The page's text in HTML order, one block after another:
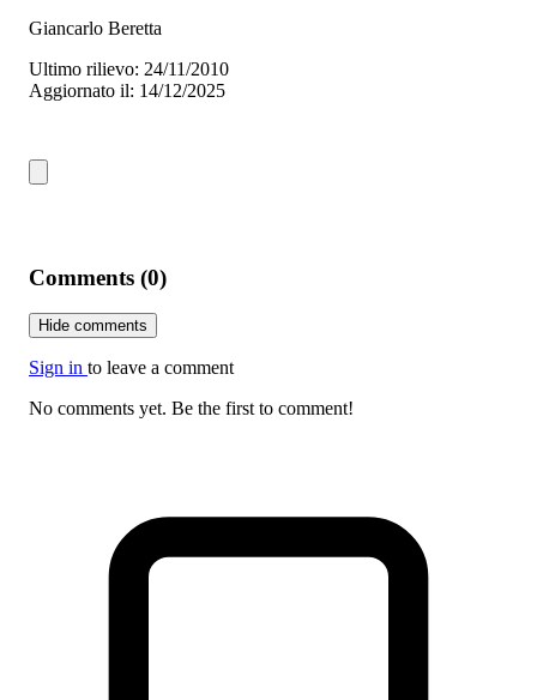
Giancarlo Beretta
Ultimo rilievo: 24/11/2010
Aggiornato il: 14/12/2025
Comments (0)
Hide comments
Sign in to leave a comment
No comments yet. Be the first to comment!